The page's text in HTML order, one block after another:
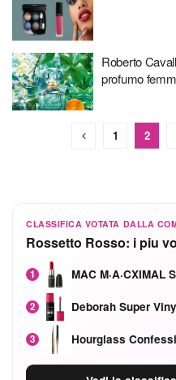
Roberto
profumo
1 2
CLASSIFICA VOTATA DALLA
Rossetto Rosso: i piu
1 MAC M·A·CXIMAL
2 Deborah Super
3